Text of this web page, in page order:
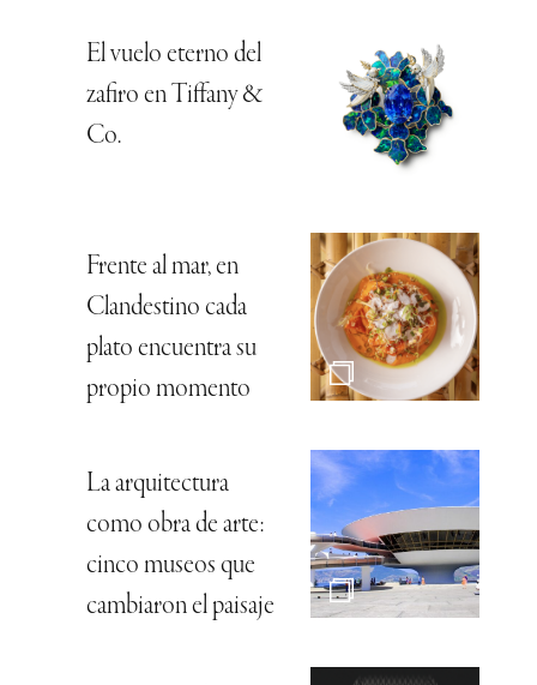
El vuelo eterno del
zafiro en Tiffany &
Co.
Frente al mar, en
Clandestino cada
plato encuentra su
propio momento
La arquitectura
como obra de arte:
cinco museos que
cambiaron el paisaje